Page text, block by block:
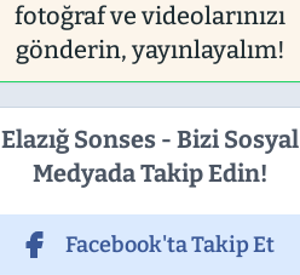
fotoğraf ve videolarınızı
gönderin, yayınlayalım!
Elazığ Sonses - Bizi Sosyal
Medyada Takip Edin!
Facebook'ta Takip Et